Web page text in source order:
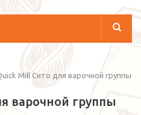
Mill Сито для варочной группы
варочной группы